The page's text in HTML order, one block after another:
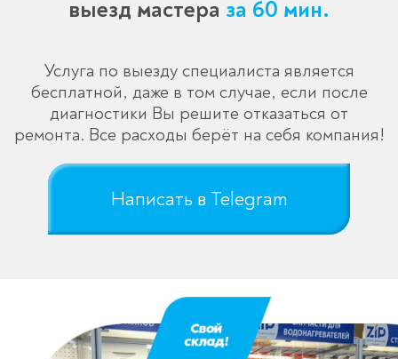
выезд мастера за 60 мин.
Услуга по выезду специалиста является
бесплатной, даже в том случае, если после
диагностики Вы решите отказаться от
ремонта. Все расходы берёт на себя компания!
Написать в Telegram